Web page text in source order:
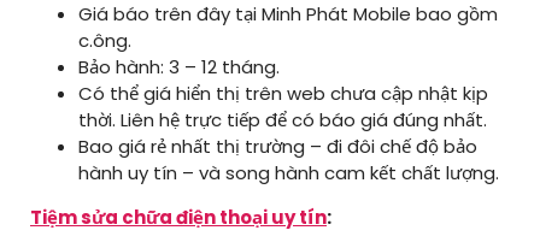
Giá báo trên đây tại Minh Phát Mobile bao gồm
c.ông.
Bảo hành: 3 – 12 tháng.
Có thể giá hiển thị trên web chưa cập nhật kịp
thời. Liên hệ trực tiếp để có báo giá đúng nhất.
Bao giá rẻ nhất thị trường – đi đôi chế độ bảo
hành uy tín – và song hành cam kết chất lượng.
Tiệm sửa chữa điện thoại uy tín: